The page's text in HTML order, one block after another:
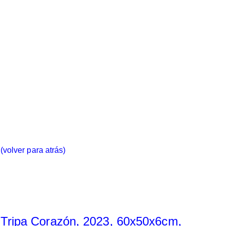
(volver para atrás)
Tripa Corazón, 2023, 60x50x6cm,